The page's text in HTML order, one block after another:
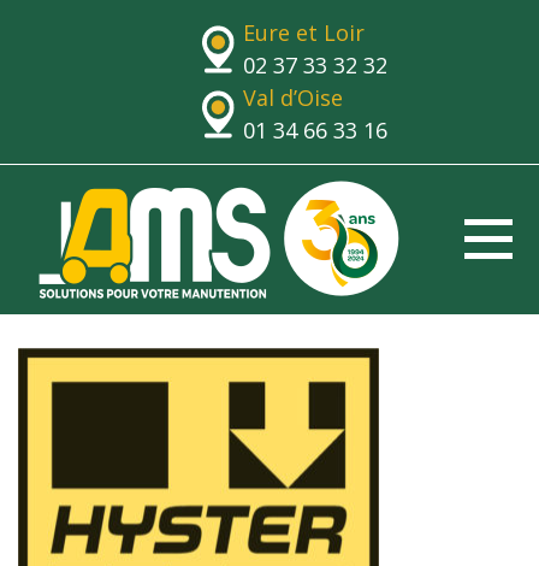
Eure et Loir
02 37 33 32 32
Val d’Oise
01 34 66 33 16